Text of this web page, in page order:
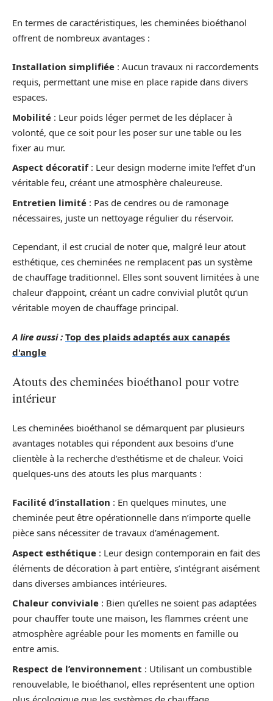
En termes de caractéristiques, les cheminées bioéthanol
offrent de nombreux avantages :
Installation simplifiée : Aucun travaux ni raccordements
requis, permettant une mise en place rapide dans divers
espaces.
Mobilité : Leur poids léger permet de les déplacer à
volonté, que ce soit pour les poser sur une table ou les
fixer au mur.
Aspect décoratif: Leur design moderne imite l’effet d’un
véritable feu, créant une atmosphère chaleureuse.
Entretien limité : Pas de cendres ou de ramonage
nécessaires, juste un nettoyage régulier du réservoir.
Cependant, il est crucial de noter que, malgré leur atout
esthétique, ces cheminées ne remplacent pas un système
de chauffage traditionnel. Elles sont souvent limitées à une
chaleur d’appoint, créant un cadre convivial plutôt qu’un
véritable moyen de chauffage principal.
A lire aussi : Top des plaids adaptés aux canapés
d'angle
Atouts des cheminées bioéthanol pour votre
intérieur
Les cheminées bioéthanol se démarquent par plusieurs
avantages notables qui répondent aux besoins d’une
clientèle à la recherche d’esthétisme et de chaleur. Voici
quelques-uns des atouts les plus marquants :
Facilité d’installation : En quelques minutes, une
cheminée peut être opérationnelle dans n’importe quelle
pièce sans nécessiter de travaux d’aménagement.
Aspect esthétique : Leur design contemporain en fait des
éléments de décoration à part entière, s’intégrant aisément
dans diverses ambiances intérieures.
Chaleur conviviale : Bien qu’elles ne soient pas adaptées
pour chauffer toute une maison, les flammes créent une
atmosphère agréable pour les moments en famille ou
entre amis.
Respect de l’environnement : Utilisant un combustible
renouvelable, le bioéthanol, elles représentent une option